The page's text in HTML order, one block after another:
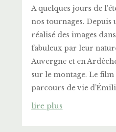
A quelques jours de
nos tournages. Depuis
réalisé des images
fabuleux par leur
Auvergne et en
sur le montage. Le film
parcours de vie
lire plus